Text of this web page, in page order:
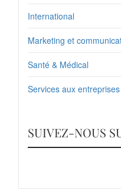
International
Marketing et
Santé & Médical
Services aux entreprises
SUIVEZ-NOUS